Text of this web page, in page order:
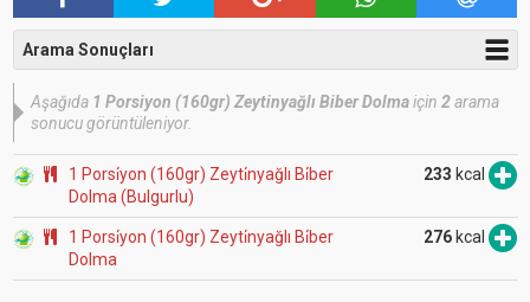
Arama Sonuçları
Aşağıda 1 Porsiyon (160gr) Zeytinyağlı Biber Dolmaiçin 2arama
sonucu görüntüleniyor.
1 Porsi̇yon (160gr) Zeyti̇nyağlı Bi̇ber
Dolma (Bulgurlu)
233 kcal
1 Porsi̇yon (160gr) Zeyti̇nyağlı Bi̇ber
Dolma
276 kcal